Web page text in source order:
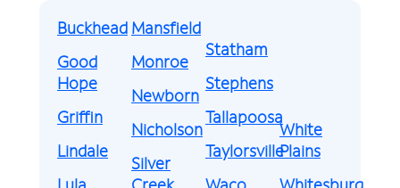
Buckhead
Good
Hope
Griffin
Lindale
Mansfield
Monroe
Newborn
Nicholson
Silver
Statham
Stephens
Tallapoosa
Taylorsville
White
Plains